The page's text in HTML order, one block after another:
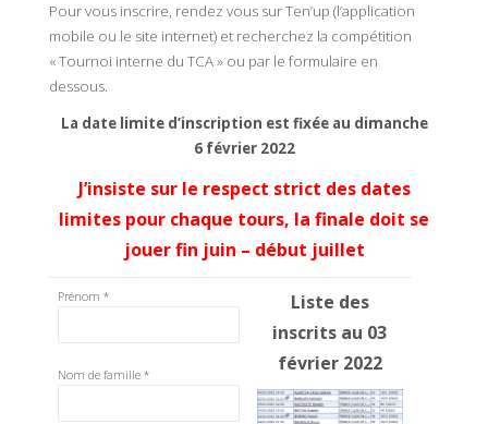
Pour vous inscrire, rendez vous sur Ten’up (l’application
mobile ou le site internet) et recherchez la compétition
« Tournoi interne du TCA » ou par le formulaire en
dessous.
La date limite d’inscription est fixée au dimanche
6 février 2022
J’insiste sur le respect strict des dates
limites pour chaque tours, la finale doit se
jouer fin juin – début juillet
Prénom *
Nom de famille *
Liste des
inscrits au 03
février 2022